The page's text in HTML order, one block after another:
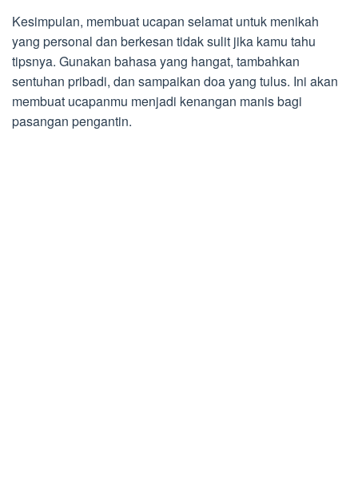
Kesimpulan, membuat ucapan selamat untuk menikah
yang personal dan berkesan tidak sulit jika kamu tahu
tipsnya. Gunakan bahasa yang hangat, tambahkan
sentuhan pribadi, dan sampaikan doa yang tulus. Ini akan
membuat ucapanmu menjadi kenangan manis bagi
pasangan pengantin.